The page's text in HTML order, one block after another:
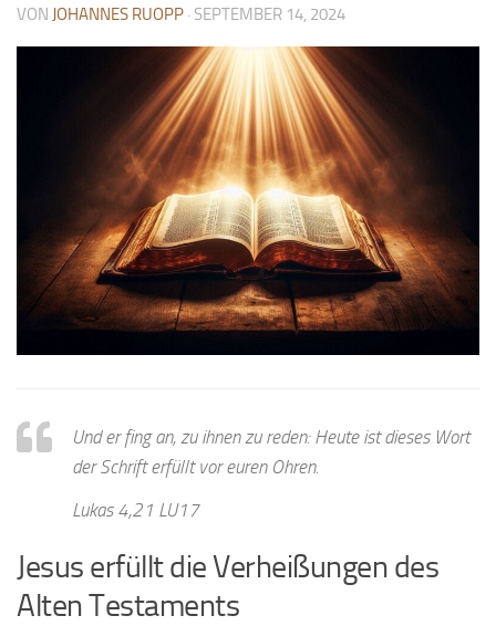
VON JOHANNES RUOPP · SEPTEMBER 14, 2024
Und er fing an, zu ihnen zu reden: Heute ist dieses Wort
der Schrift erfüllt vor euren Ohren.
Lukas 4,21 LU17
Jesus erfüllt die Verheißungen des
Alten Testaments